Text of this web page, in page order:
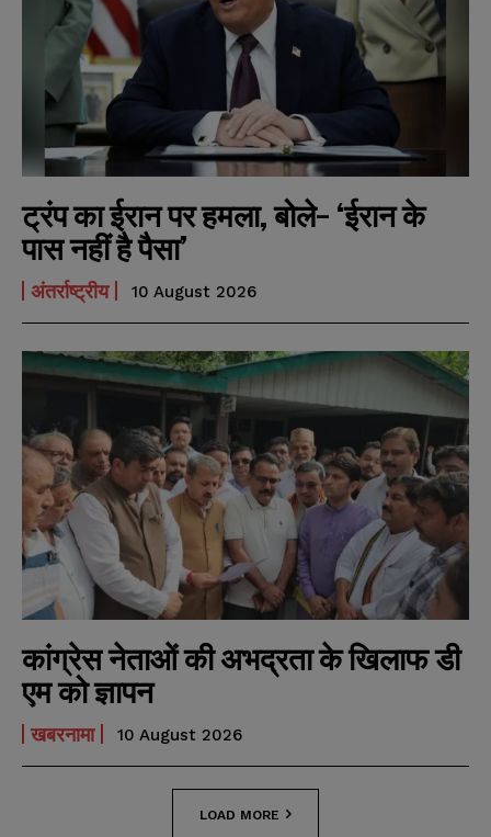
ट्रंप का ईरान पर हमला, बोले- ‘ईरान के
पास नहीं है पैसा’
अंतर्राष्ट्रीय 10 August 2026
कांग्रेस नेताओं की अभद्रता के खिलाफ डी
एम को ज्ञापन
खबरनामा 10 August 2026
LOAD MORE